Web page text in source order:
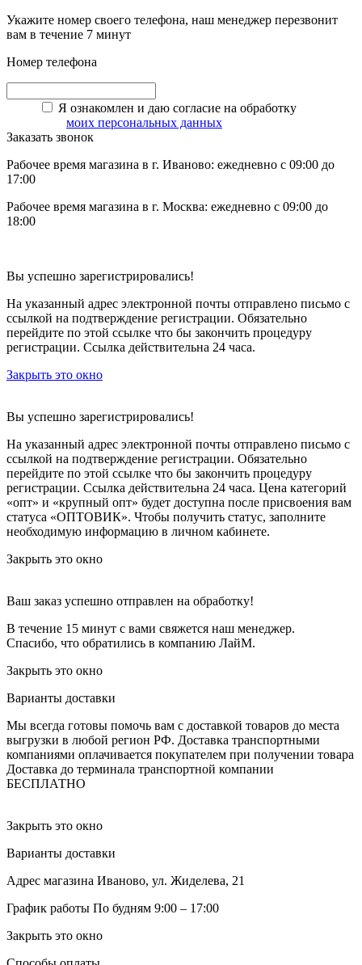
Укажите номер своего телефона, наш менеджер перезвонит
вам в течение 7 минут
Номер телефона
Я ознакомлен и даю согласие на обработку
моих персональных данных
Заказать звонок
Рабочее время магазина в г. Иваново: ежедневно с 09:00 до
17:00
Рабочее время магазина в г. Москва: ежедневно с 09:00 до
18:00
Вы успешно зарегистрировались!
На указанный адрес электронной почты отправлено письмо с
ссылкой на подтверждение регистрации. Обязательно
перейдите по этой ссылке что бы закончить процедуру
регистрации. Ссылка действительна 24 часа.
Закрыть это окно
Вы успешно зарегистрировались!
На указанный адрес электронной почты отправлено письмо с
ссылкой на подтверждение регистрации. Обязательно
перейдите по этой ссылке что бы закончить процедуру
регистрации. Ссылка действительна 24 часа. Цена категорий
«опт» и «крупный опт» будет доступна после присвоения вам
статуса «ОПТОВИК». Чтобы получить статус, заполните
необходимую информацию в личном кабинете.
Закрыть это окно
Ваш заказ успешно отправлен на обработку!
В течение 15 минут с вами свяжется наш менеджер.
Спасибо, что обратились в компанию ЛайМ.
Закрыть это окно
Варианты доставки
Мы всегда готовы помочь вам с доставкой товаров до места
выгрузки в любой регион РФ. Доставка транспортными
компаниями оплачивается покупателем при получении товара
Доставка до терминала транспортной компании
БЕСПЛАТНО
Закрыть это окно
Варианты доставки
Адрес магазина Иваново, ул. Жиделева, 21
График работы По будням 9:00 – 17:00
Закрыть это окно